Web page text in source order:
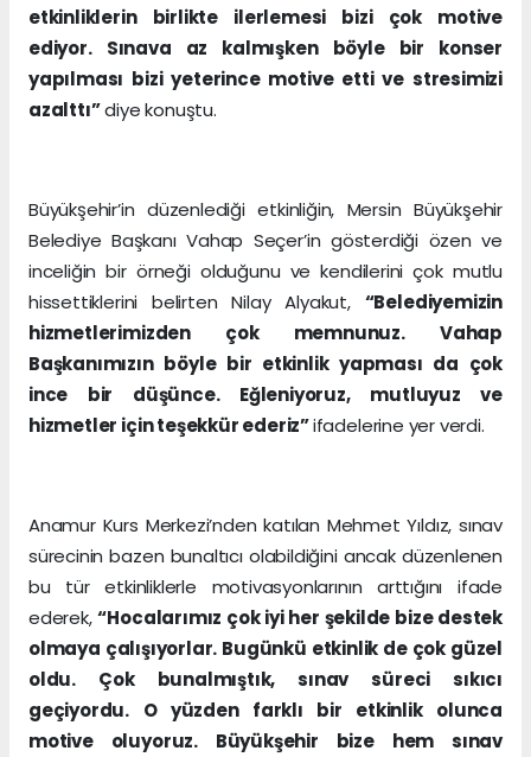
etkinliklerin birlikte ilerlemesi bizi çok motive
ediyor. Sınava az kalmışken böyle bir konser
yapılması bizi yeterince motive etti ve stresimizi
azalttı”diye konuştu.
Büyükşehir’in düzenlediği etkinliğin, Mersin Büyükşehir
Belediye Başkanı Vahap Seçer’in gösterdiği özen ve
inceliğin bir örneği olduğunu ve kendilerini çok mutlu
hissettiklerini belirten Nilay Alyakut, “Belediyemizin
hizmetlerimizden çok memnunuz. Vahap
Başkanımızın böyle bir etkinlik yapması da çok
ince bir düşünce. Eğleniyoruz, mutluyuz ve
hizmetler için teşekkür ederiz”ifadelerine yer verdi.
Anamur Kurs Merkezi’nden katılan Mehmet Yıldız, sınav
sürecinin bazen bunaltıcı olabildiğini ancak düzenlenen
bu tür etkinliklerle motivasyonlarının arttığını ifade
ederek,“Hocalarımız çok iyi her şekilde bize destek
olmaya çalışıyorlar. Bugünkü etkinlik de çok güzel
oldu. Çok bunalmıştık, sınav süreci sıkıcı
geçiyordu. O yüzden farklı bir etkinlik olunca
motive oluyoruz. Büyükşehir bize hem sınav